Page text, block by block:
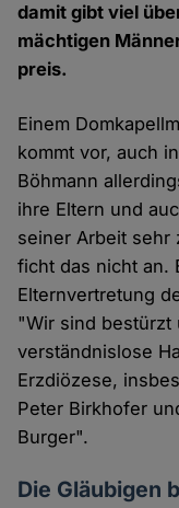
damit gibt viel
mächtigen
preis.
Einem
kommt vor, auch
Böhmann
ihre Eltern und
seiner Arbeit sehr
ficht das nicht an.
Elternvertretung
"Wir sind bestürzt
verständnislose
Erzdiözese,
Peter Birkhofer
Burger".
Die Gläubigen